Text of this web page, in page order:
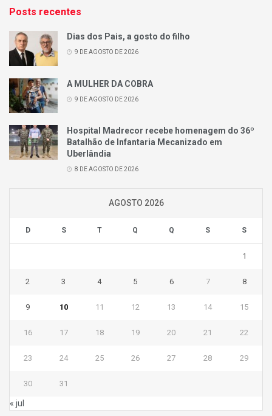
Posts recentes
Dias dos Pais, a gosto do filho
9 DE AGOSTO DE 2026
A MULHER DA COBRA
9 DE AGOSTO DE 2026
Hospital Madrecor recebe homenagem do 36º
Batalhão de Infantaria Mecanizado em
Uberlândia
8 DE AGOSTO DE 2026
AGOSTO 2026
D S T Q Q S S
1
2 3 4 5 6 7 8
9 10 11 12 13 14 15
16 17 18 19 20 21 22
23 24 25 26 27 28 29
30 31
« jul